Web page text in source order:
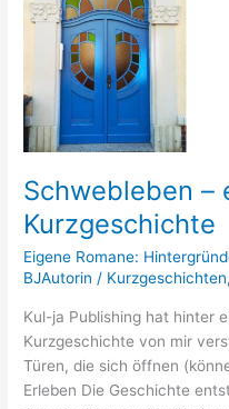
Schwebleben –
Kurzgeschichte
Eigene Romane:
BJAutorin/ Kurzgeschichten,
Kul-ja Publishing hat hinter
Kurzgeschichte von mir
Türen, die sich öffnen
Erleben Die Geschichte
Kurzgeschichte